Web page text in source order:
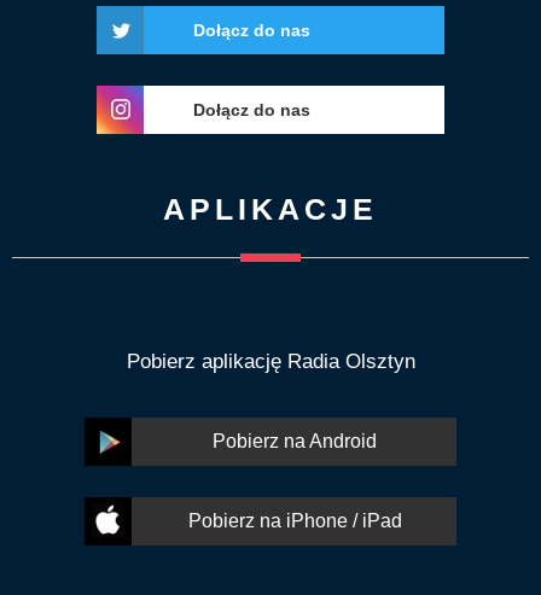
Dołącz do nas
Dołącz do nas
APLIKACJE
Pobierz aplikację Radia Olsztyn
Pobierz na Android
Pobierz na iPhone / iPad